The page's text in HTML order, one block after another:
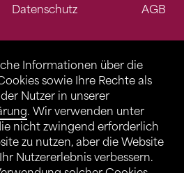
Informationen über die
sowie Ihre Rechte als
Nutzer in unserer
. Wir verwenden unter
nicht zwingend erforderlich
zu nutzen, aber die Website
Nutzererlebnis verbessern.
Datenschutz AGB